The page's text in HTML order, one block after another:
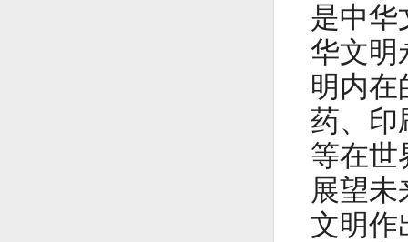
是中华
华文明
明内在
药、印
等在世
展望
文明作